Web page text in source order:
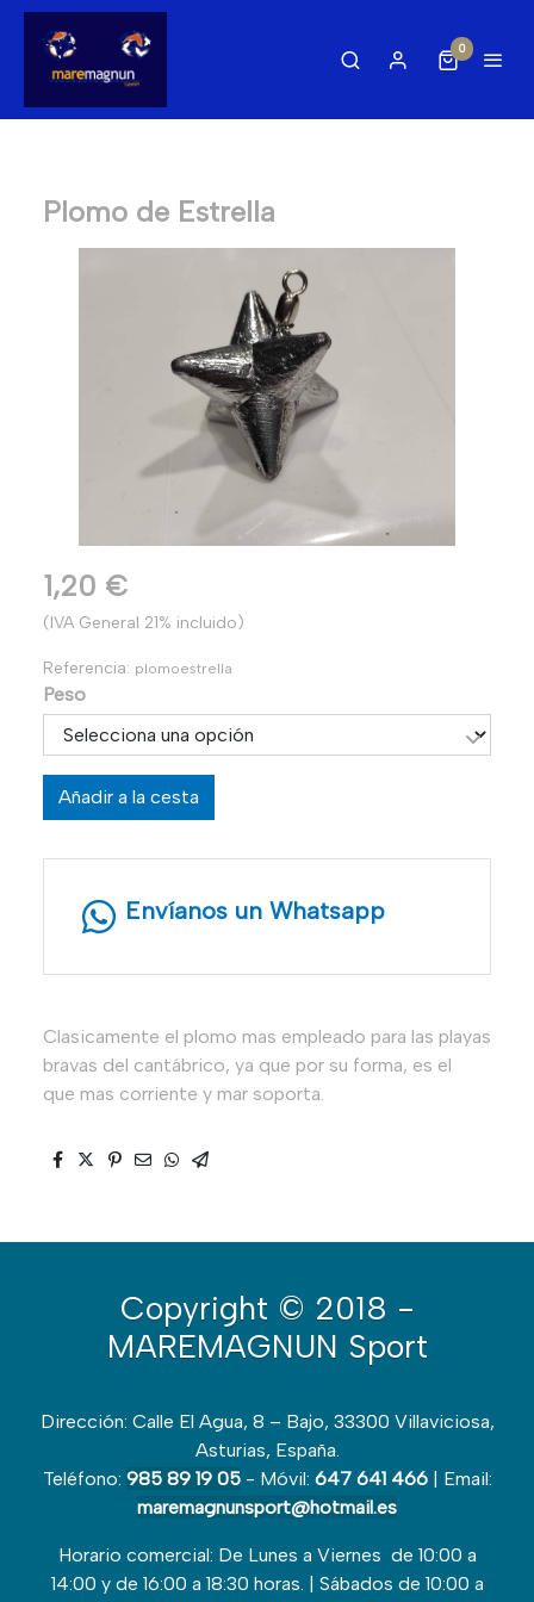
0
Plomo de Estrella
1,20 €
(IVA General 21% incluido)
Referencia: plomoestrella
Peso
Añadir a la cesta
Envíanos un Whatsapp
Clasicamente el plomo mas empleado para las playas
bravas del cantábrico, ya que por su forma, es el
que mas corriente y mar soporta.
Copyright © 2018 -
MAREMAGNUN Sport
Dirección: Calle El Agua, 8 – Bajo, 33300 Villaviciosa,
Asturias, España.
Teléfono: 985 89 19 05- Móvil: 647 641 466| Email:
maremagnunsport@hotmail.es
Horario comercial: De Lunes a Viernes de 10:00 a
14:00 y de 16:00 a 18:30 horas. | Sábados de 10:00 a